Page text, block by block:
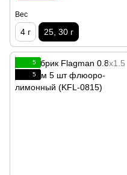
Вес
4 г 25, 30 г
5
5